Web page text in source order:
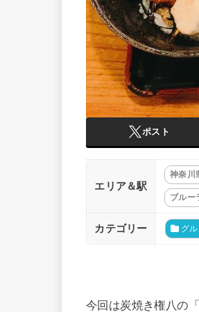
ポスト
エリア＆駅
神奈川
ブルー
カテゴリー グル
今回は炭焼き権八の